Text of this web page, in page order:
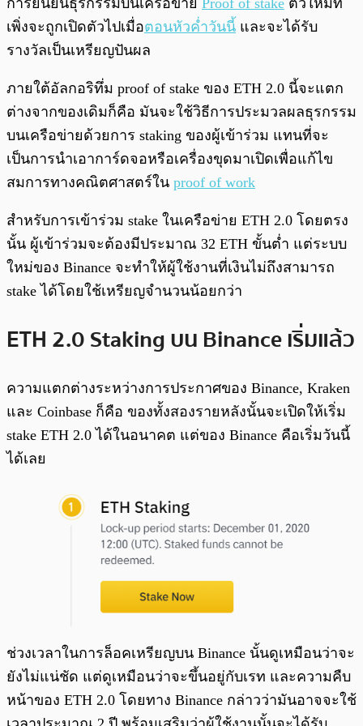
การยืนยันธุรกรรมบนเครือข่าย Proof of stake ตัวใหม่ที่
เพิ่งจะถูกเปิดตัวไปเมื่อตอนหัวค่ำวันนี้ และจะได้รับ
รางวัลเป็นเหรียญปันผล
ภายใต้อัลกอริทึ่ม proof of stake ของ ETH 2.0 นี้จะแตก
ต่างจากของเดิมก็คือ มันจะใช้วิธีการประมวลผลธุรกรรม
บนเครือข่ายด้วยการ staking ของผู้เข้าร่วม แทนที่จะ
เป็นการนำเอาการ์ดจอหรือเครื่องขุดมาเปิดเพื่อแก้ไข
สมการทางคณิตศาสตร์ใน proof of work
สำหรับการเข้าร่วม stake ในเครือข่าย ETH 2.0 โดยตรง
นั้น ผู้เข้าร่วมจะต้องมีประมาณ 32 ETH ขั้นต่ำ แต่ระบบ
ใหม่ของ Binance จะทำให้ผู้ใช้งานที่เงินไม่ถึงสามารถ
stake ได้โดยใช้เหรียญจำนวนน้อยกว่า
ETH 2.0 Staking บน Binance เริ่มแล้ว
ความแตกต่างระหว่างการประกาศของ Binance, Kraken
และ Coinbase ก็คือ ของทั้งสองรายหลังนั้นจะเปิดให้เริ่ม
stake ETH 2.0 ได้ในอนาคต แต่ของ Binance คือเริ่มวันนี้
ได้เลย
ช่วงเวลาในการล็อคเหรียญบน Binance นั้นดูเหมือนว่าจะ
ยังไม่แน่ชัด แต่ดูเหมือนว่าจะขึ้นอยู่กับเรท และความคืบ
หน้าของ ETH 2.0 โดยทาง Binance กล่าวว่ามันอาจจะใช้